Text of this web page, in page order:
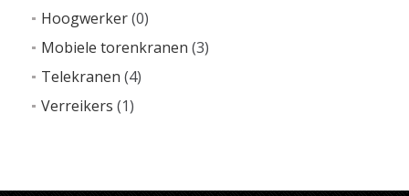
Hoogwerker(0)
Mobiele torenkranen (3)
Telekranen (4)
Verreikers (1)